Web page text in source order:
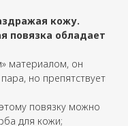
кожу.
повязка обладает
материалом, он
но препятствует
повязку можно
для кожи;